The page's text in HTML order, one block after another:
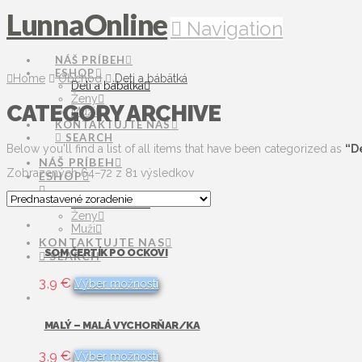
LunnaOnline Navigation
NÁŠ PRÍBEH
ESHOP
Deti a bábätká
Ženy
Muži
KONTAKTUJTE NAS
SEARCH
NÁŠ PRÍBEH
ESHOP
Deti a bábätká
Ženy
Muži
KONTAKTUJTE NAS
SEARCH
Home Obchod Deti a bábätká
CATEGORY ARCHIVE
Below you'll find a list of all items that have been categorized as
Zobrazených 64–72 z 81 výsledkov
SOM ČERTÍK PO OCKOVI
3,9 € Výber možnostíTento
produkt
viacero
variantov.
si
MALÝ – MALÁ VYCHORŇAR/KA
3,9 € Výber možnostíTento